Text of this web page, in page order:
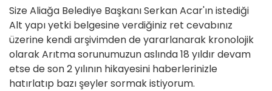
Size Aliağa Belediye Başkanı Serkan Acar'ın istediği
Alt yapı yetki belgesine verdiğiniz ret cevabınız
üzerine kendi arşivimden de yararlanarak kronolojik
olarak Arıtma sorunumuzun aslında 18 yıldır devam
etse de son 2 yılının hikayesini haberlerinizle
hatırlatıp bazı şeyler sormak istiyorum.